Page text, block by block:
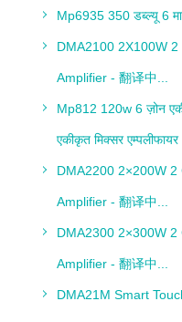
Mp6935 350 डब्ल्यू 6
DMA2100 2X100W
Amplifier - 翻译中...
Mp812 120w 6 ज़ोन
एकीकृत मिक्सर एम्पलीफायर
DMA2200 2×200W
Amplifier - 翻译中...
DMA2300 2×300W
Amplifier - 翻译中...
DMA21M Smart